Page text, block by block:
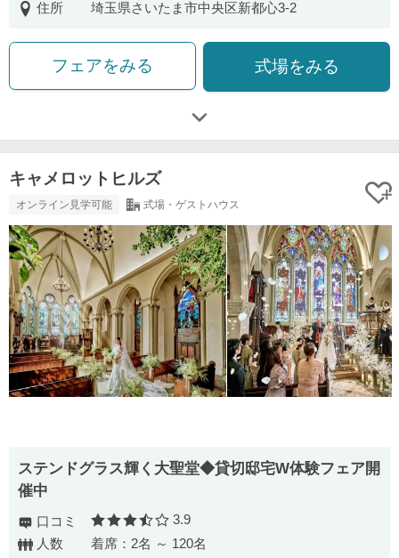
住所
埼玉県さいたま市中央区新都心3-2
フェアをみる 式場をみる
キャメロットヒルズ
オンライン見学可能 式場・ゲストハウス
ステンドグラス輝く大聖堂◆貸切邸宅W体験フェア開
催中
口コミ 口コミ評価
3.9
人数
着席：2名 ～ 120名